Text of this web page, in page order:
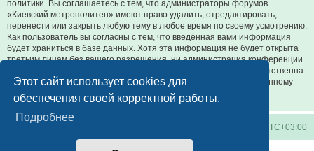
Этот сайт использует cookies для
обеспечения своей корректной работы.
Подробнее
политики. Вы соглашаетесь с тем, что администраторы форумов
«Киевский метрополитен» имеют право удалить, отредактировать,
перенести или закрыть любую тему в любое время по своему усмотрению.
Как пользователь вы согласны с тем, что введённая вами информация
будет храниться в базе данных. Хотя эта информация не будет открыта
третьим лицам без вашего разрешения, ни администрация конференции
«Киевский метрополитен», ни phpBB Limited не может быть ответственна
за действия хакеров, которые могут привести к несанкционированному
доступу к ней.
UTC+03:00